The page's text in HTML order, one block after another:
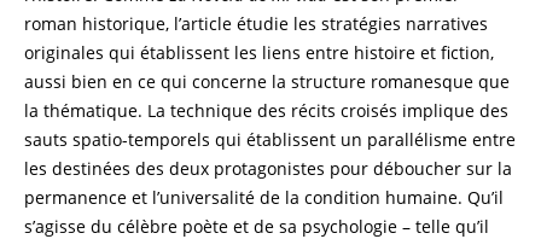
roman historique, l’article étudie les stratégies narratives
originales qui établissent les liens entre histoire et fiction,
aussi bien en ce qui concerne la structure romanesque que
la thématique. La technique des récits croisés implique des
sauts spatio-temporels qui établissent un parallélisme entre
les destinées des deux protagonistes pour déboucher sur la
permanence et l’universalité de la condition humaine. Qu’il
s’agisse du célèbre poète et de sa psychologie – telle qu’il